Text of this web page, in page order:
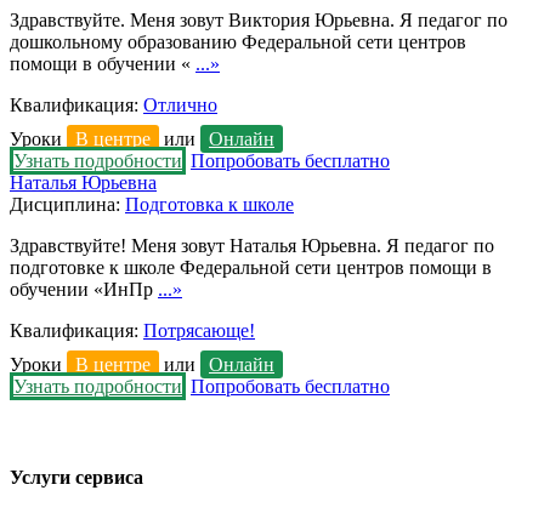
Здравствуйте. Меня зовут Виктория Юрьевна. Я педагог по
дошкольному образованию Федеральной сети центров
помощи в обучении « ...»
Квалификация: Отлично
Уроки
В центре или
Онлайн
Узнать подробности Попробовать бесплатно
Наталья Юрьевна
Дисциплина: Подготовка к школе
Здравствуйте! Меня зовут Наталья Юрьевна. Я педагог по
подготовке к школе Федеральной сети центров помощи в
обучении «ИнПр ...»
Квалификация: Потрясающе!
Уроки
В центре или
Онлайн
Узнать подробности Попробовать бесплатно
Услуги сервиса